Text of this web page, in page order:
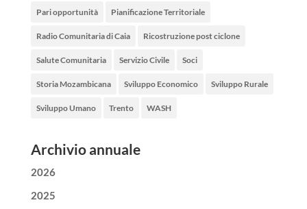
Pari opportunità Pianificazione Territoriale
Radio Comunitaria di Caia Ricostruzione post ciclone
Salute Comunitaria Servizio Civile Soci
Storia Mozambicana Sviluppo Economico Sviluppo Rurale
Sviluppo Umano Trento WASH
Archivio annuale
2026
2025